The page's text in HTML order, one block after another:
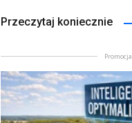
Przeczytaj koniecznie
Promocja